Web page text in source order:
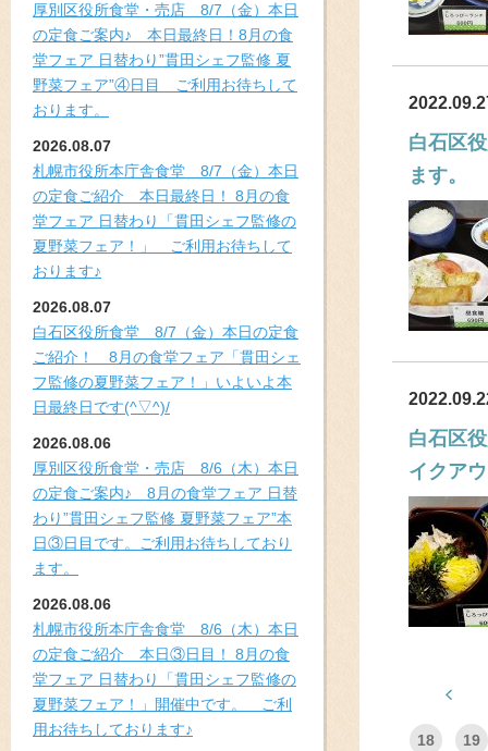
厚別区役所食堂・売店 8/7（金）本日
の定食ご案内♪ 本日最終日！8月の食
堂フェア 日替わり”貫田シェフ監修 夏
野菜フェア”④日目 ご利用お待ちして
おります。
2026.08.07
札幌市役所本庁舎食堂 8/7（金）本日
の定食ご紹介 本日最終日！ 8月の食
堂フェア 日替わり「貫田シェフ監修の
夏野菜フェア！」 ご利用お待ちして
おります♪
2026.08.07
白石区役所食堂 8/7（金）本日の定食
ご紹介！ 8月の食堂フェア「貫田シェ
フ監修の夏野菜フェア！」いよいよ本
日最終日です(^▽^)/
2026.08.06
厚別区役所食堂・売店 8/6（木）本日
の定食ご案内♪ 8月の食堂フェア 日替
わり”貫田シェフ監修 夏野菜フェア”本
日③日目です。ご利用お待ちしており
ます。
2026.08.06
札幌市役所本庁舎食堂 8/6（木）本日
の定食ご紹介 本日③日目！ 8月の食
堂フェア 日替わり「貫田シェフ監修の
夏野菜フェア！」開催中です。 ご利
用お待ちしております♪
白石区
ます。
白石区
イクア
18 19